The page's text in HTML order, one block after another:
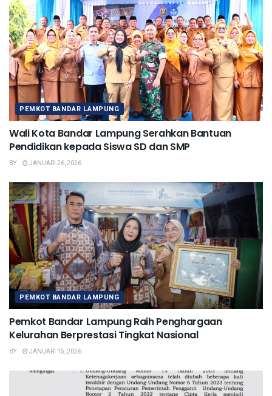
PEMKOT BANDAR LAMPUNG
Wali Kota Bandar Lampung Serahkan Bantuan
Pendidikan kepada Siswa SD dan SMP
BY JANUARI 26, 2026
PEMKOT BANDAR LAMPUNG
Pemkot Bandar Lampung Raih Penghargaan
Kelurahan Berprestasi Tingkat Nasional
BY JANUARI 15, 2026